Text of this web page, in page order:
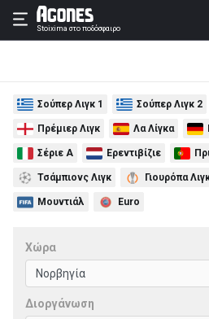
Stoixima στο ποδόσφαιρο
Σούπερ Λιγκ 1 Σούπερ Λιγκ 2
Πρέμιερ Λιγκ Λα Λίγκα
Σέριε Α Ερεντιβίζιε
Τσάμπιονς Λιγκ Γιουρόπα
Μουντιάλ Euro
Χώρα
Διοργάνωση